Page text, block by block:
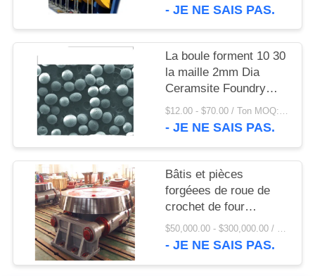
PRIVACY
POLICY
D660 et de pièces de
- JE NE SAIS PAS.
La boule forment 10 30
la maille 2mm Dia
Ceramsite Foundry
Sand et le sable
d'oléagineux
$12.00 - $70.00 / Ton MOQ:1 tonne/tonnes
- JE NE SAIS PAS.
Bâtis et pièces
forgéees de roue de
crochet de four
rotatoire d'ISO9001-
2008 20T
$50,000.00 - $300,000.00 / Set MOQ:1 ensemble/ensembles
- JE NE SAIS PAS.